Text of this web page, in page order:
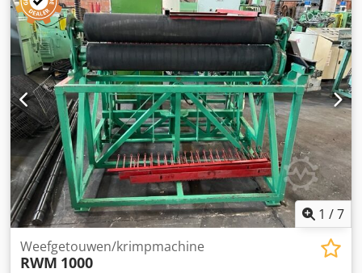
1 /7
Weefgetouwen/krimpmachine
RWM 1000